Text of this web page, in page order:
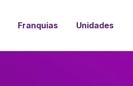
Franquias Unidades